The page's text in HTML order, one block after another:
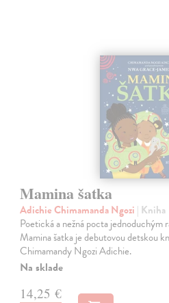
Mamina šatka
Adichie Chimamanda Ngozi | Kniha
Poetická a nežná pocta jednoduchým
Mamina šatka je debutovou detskou
Chimamandy Ngozi Adichie.
Na sklade
14,25 €